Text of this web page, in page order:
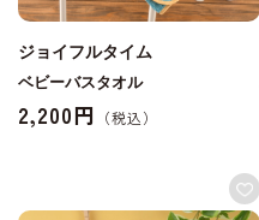
ジョイフルタイム
ベビーバスタオル
2,200円